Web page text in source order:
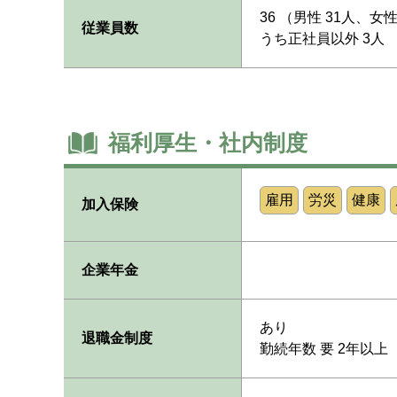
従業員数
36 （男性 31人、女性
うち正社員以外 3人
福利厚生・社内制度
加入保険 雇用 労災 健康
企業年金
退職金制度
あり
勤続年数 要 2年以上